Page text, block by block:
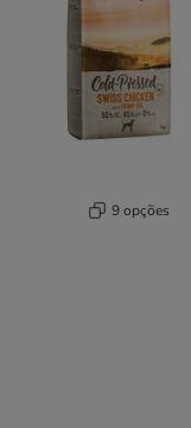
9 opções